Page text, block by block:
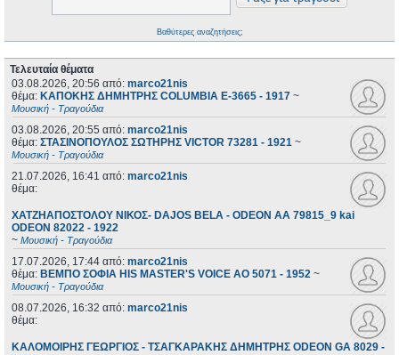
Βαθύτερες αναζητήσεις;
Τελευταία θέματα
03.08.2026, 20:56 από: marco21nis
θέμα: ΚΑΠΟΚΗΣ ΔΗΜΗΤΡΗΣ COLUMBIA E-3665 - 1917 ~
Μουσική - Τραγούδια
03.08.2026, 20:55 από: marco21nis
θέμα: ΣΤΑΣΙΝΟΠΟΥΛΟΣ ΣΩΤΗΡΗΣ VICTOR 73281 - 1921 ~
Μουσική - Τραγούδια
21.07.2026, 16:41 από: marco21nis
θέμα:
ΧΑΤΖΗΑΠΟΣΤΟΛΟΥ ΝΙΚΟΣ- DAJOS BELA - ODEON AA 79815_9 kai
ODEON 82022 - 1922
~ Μουσική - Τραγούδια
17.07.2026, 17:44 από: marco21nis
θέμα: ΒΕΜΠΟ ΣΟΦΙΑ HIS MASTER'S VOICE AO 5071 - 1952 ~
Μουσική - Τραγούδια
08.07.2026, 16:32 από: marco21nis
θέμα:
ΚΑΛΟΜΟΙΡΗΣ ΓΕΩΡΓΙΟΣ - ΤΣΑΓΚΑΡΑΚΗΣ ΔΗΜΗΤΡΗΣ ODEON GA 8029 -